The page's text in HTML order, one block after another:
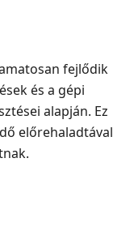
fejlődik
és a gépi
alapján. Ez
előrehaladtával